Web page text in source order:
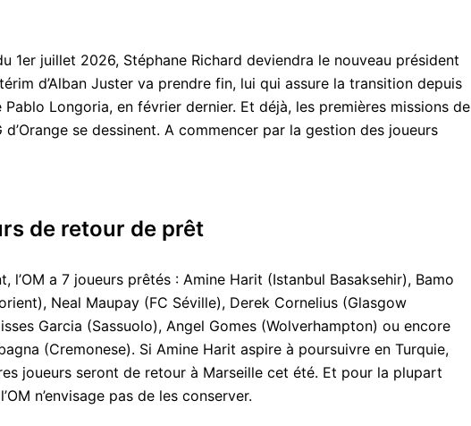
1er juillet 2026, Stéphane Richard deviendra le nouveau président
d’Alban Juster va prendre fin, lui qui assure la transition depuis
Longoria, en février dernier. Et déjà, les premières missions de
d’Orange se dessinent. A commencer par la gestion des joueurs
de retour de prêt
l’OM a 7 joueurs prêtés : Amine Harit (Istanbul Basaksehir), Bamo
Neal Maupay (FC Séville), Derek Cornelius (Glasgow
Garcia (Sassuolo), Angel Gomes (Wolverhampton) ou encore
(Cremonese). Si Amine Harit aspire à poursuivre en Turquie,
joueurs seront de retour à Marseille cet été. Et pour la plupart
n’envisage pas de les conserver.